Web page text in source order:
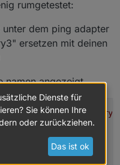
rumgetestet:
dem ping adapter
ersetzen mit deinen
namen angezeigt
) {
Dienste für
Sie können Ihre
oder zurückziehen.
Das ist ok